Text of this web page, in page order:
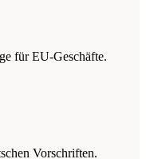
für EU-Geschäfte.
Vorschriften.